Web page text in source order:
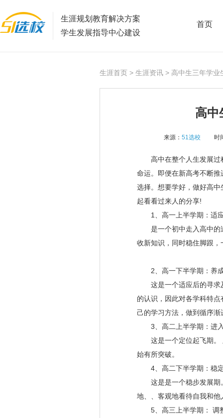
生涯规划教育解决方案
学生发展指导中心建设
首页
生涯首页 > 生涯资讯 > 高中生三年学业
高中
来源： 51选校 时
高中在整个人生发展过
命运。即便在新高考不断
选择。想要学好，做好高中
起看看过来人的分享!
1
、高一上半学期：适
是一个初中走入高中的
收新知识，同时稳住脚跟
2 、高一下半学期：养
这是一个适应后的寻求
的认识，因此对各学科特
己的学习方法，做到循序
3 、高二上半学期：进
这是一个定位起飞期。
始有所突破。
4 、高二下半学期：稳
这是是一个稳步发展期
地、、客观地看待自我和他
5 、高三上半学期：